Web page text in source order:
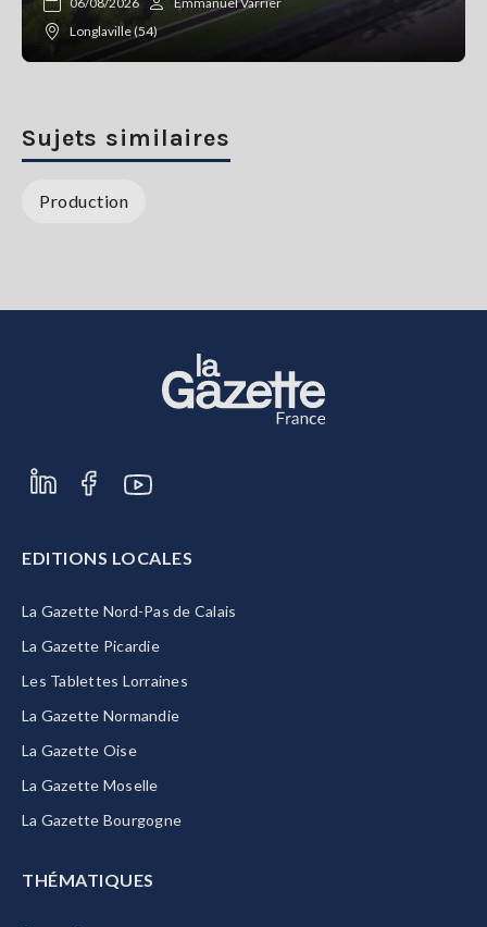
Longlaville (54)
Sujets similaires
Production
EDITIONS LOCALES
La Gazette Nord-Pas de Calais
La Gazette Picardie
Les Tablettes Lorraines
La Gazette Normandie
La Gazette Oise
La Gazette Moselle
La Gazette Bourgogne
THÉMATIQUES